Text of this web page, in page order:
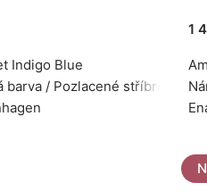
Indigo Blue
barva / Pozlacené stříbro 925
1